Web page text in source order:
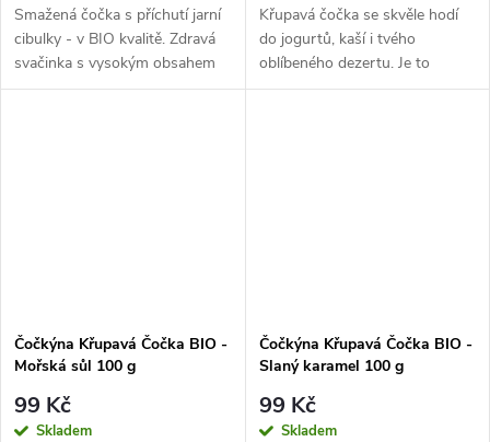
Smažená čočka s příchutí jarní
cibulky - v BIO kvalitě. Zdravá
svačinka s vysokým obsahem
proteinu a vlákniny.
Křupavá čočka se skvěle hodí
do jogurtů, kaší i tvého
oblíbeného dezertu. Je to
zdravá a chutná svačinka - v
Čočkýna Křupavá Čočka BIO -
Mořská sůl 100 g
99 Kč
Skladem
Čočkýna Křupavá Čočka BIO -
Slaný karamel 100 g
99 Kč
Skladem